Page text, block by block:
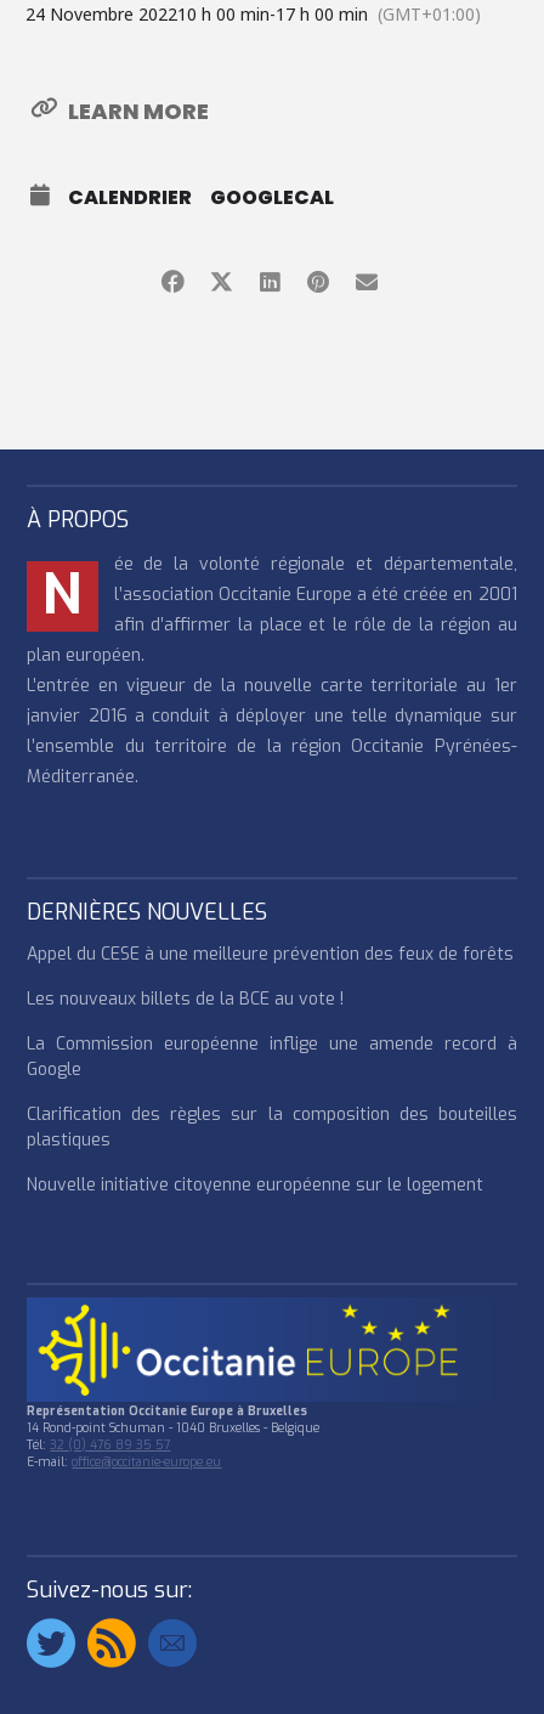
24 Novembre 202210 h 00 min-17 h 00 min (GMT+01:00)
LEARN MORE
CALENDRIER GOOGLECAL
À PROPOS
N
ée de la volonté régionale et départementale,
l’association Occitanie Europe a été créée en 2001
afin d’affirmer la place et le rôle de la région au
plan européen.
L’entrée en vigueur de la nouvelle carte territoriale au 1er
janvier 2016 a conduit à déployer une telle dynamique sur
l’ensemble du territoire de la région Occitanie Pyrénées-
Méditerranée.
DERNIÈRES NOUVELLES
Appel du CESE à une meilleure prévention des feux de forêts
Les nouveaux billets de la BCE au vote !
La Commission européenne inflige une amende record à
Google
Clarification des règles sur la composition des bouteilles
plastiques
Nouvelle initiative citoyenne européenne sur le logement
Représentation Occitanie Europe à Bruxelles
14 Rond-point Schuman - 1040 Bruxelles - Belgique
Tél:32 (0) 476 89 35 57
E-mail:office@occitanie-europe.eu
Suivez-nous sur: